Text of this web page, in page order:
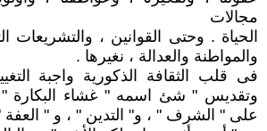
مجالات
الحياة . وحتى القوانين ، والتشريعات
والمواطنة والعدالة ، نغيرها .
فى قلب الثقافة الذكورية واجبة
وتقديس " شئ اسمه " غشاء البكارة "
على " الشرف " ، و" التدين " ، و " العفة